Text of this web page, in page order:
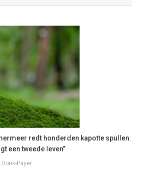
redt honderden kapotte spullen:
een tweede leven”
Payer